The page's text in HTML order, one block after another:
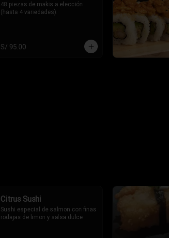
48 piezas de makis a elección
(hasta 4 variedades).
S/ 95.00
Citrus Sushi
Sushi especial de salmon con finas
rodajas de limon y salsa dulce